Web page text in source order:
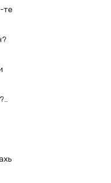
те